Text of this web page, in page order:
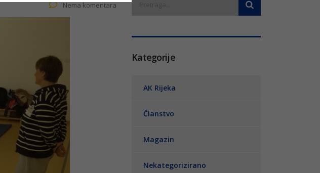
Nema komentara
Kategorije
AK Rijeka
Članstvo
Magazin
Nekategorizirano